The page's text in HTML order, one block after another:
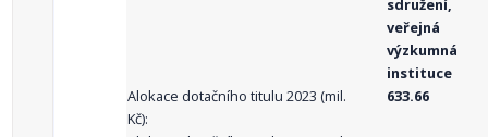
sdružení,
veřejná
výzkumná
instituce
Alokace dotačního titulu 2023 (mil.
Kč):
633.66